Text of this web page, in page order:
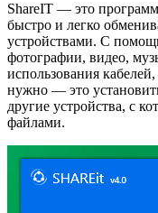
ShareIT — это
быстро и легко
устройствами. С
фотографии, видео,
использования
нужно — это
другие устройства, с
файлами.